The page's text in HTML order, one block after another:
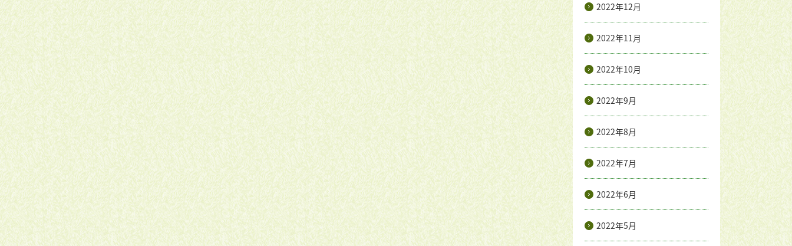
2022年12月
2022年11月
2022年10月
2022年9月
2022年8月
2022年7月
2022年6月
2022年5月